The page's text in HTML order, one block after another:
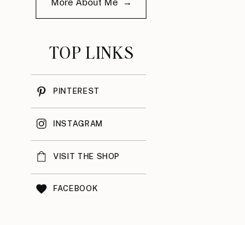
More About Me →
TOP LINKS
PINTEREST
INSTAGRAM
VISIT THE SHOP
FACEBOOK